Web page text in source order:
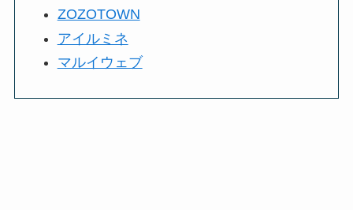
ZOZOTOWN
アイルミネ
マルイウェブ